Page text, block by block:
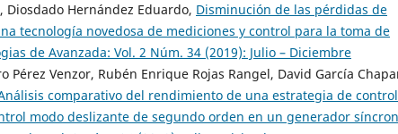
Diosdado Hernández Eduardo, Disminución de las pérdidas de
tecnología novedosa de mediciones y control para la toma de
de Avanzada: Vol. 2 Núm. 34 (2019): Julio – Diciembre
Pérez Venzor, Rubén Enrique Rojas Rangel, David García
comparativo del rendimiento de una estrategia de control
modo deslizante de segundo orden en un generador